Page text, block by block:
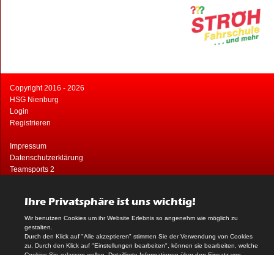
Copyright 2016 - 2026
HSG Nienburg
Login
Registrieren
Impressum
Datenschutzerklärung
Teamsports 2